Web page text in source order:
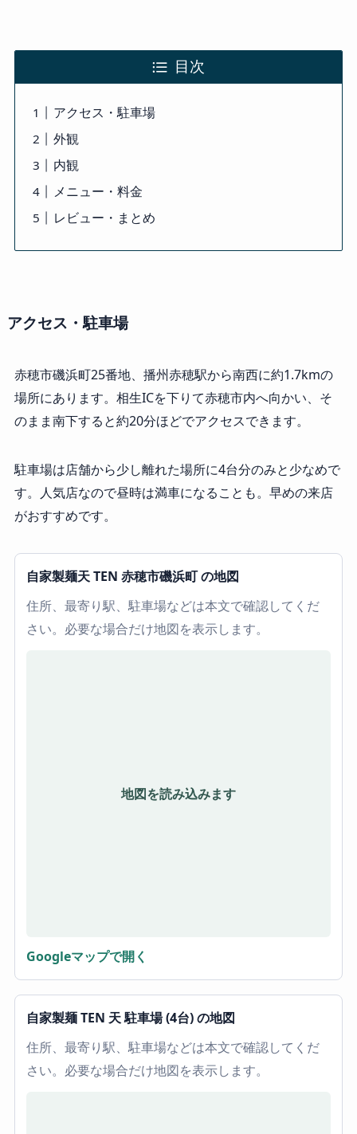
目次
アクセス・駐車場
外観
内観
メニュー・料金
レビュー・まとめ
アクセス・駐車場
赤穂市磯浜町25番地、播州赤穂駅から南西に約1.7kmの
場所にあります。相生ICを下りて赤穂市内へ向かい、そ
のまま南下すると約20分ほどでアクセスできます。
駐車場は店舗から少し離れた場所に4台分のみと少なめで
す。人気店なので昼時は満車になることも。早めの来店
がおすすめです。
自家製麺天 TEN 赤穂市磯浜町 の地図
住所、最寄り駅、駐車場などは本文で確認してくだ
さい。必要な場合だけ地図を表示します。
地図を読み込みます
Googleマップで開く
自家製麺 TEN 天 駐車場 (4台) の地図
住所、最寄り駅、駐車場などは本文で確認してくだ
さい。必要な場合だけ地図を表示します。